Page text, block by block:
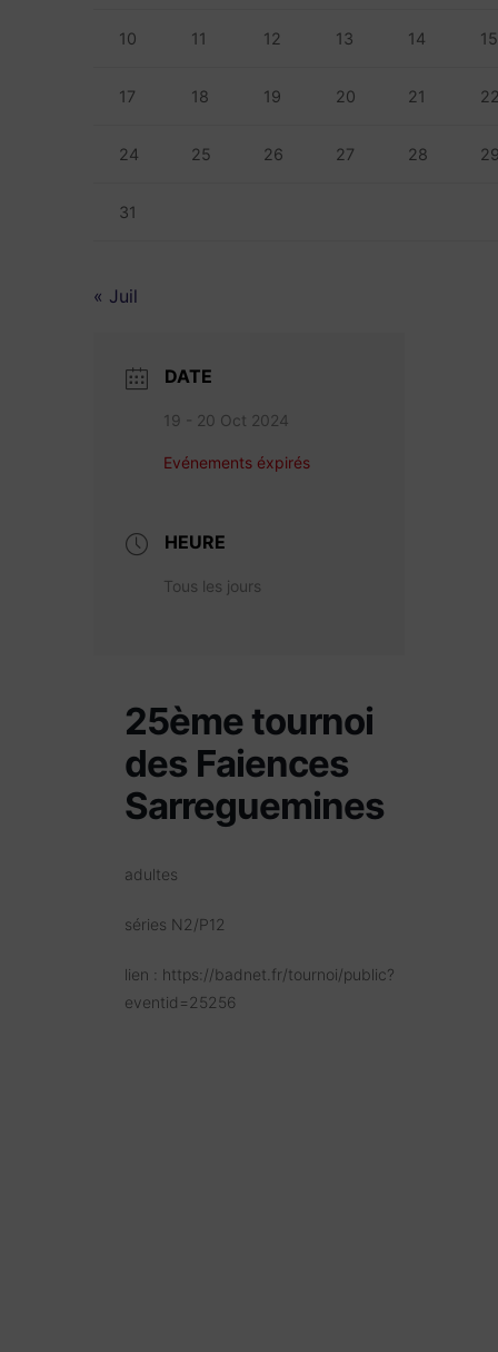
10 11 12 13 14 15
17 18 19 20 21
24 25 26 27 28
31
« Juil
DATE
19 - 20 Oct 2024
Evénements éxpirés
HEURE
Tous les jours
25ème tournoi
des Faiences
Sarreguemines
adultes
séries N2/P12
lien : https://badnet.fr/tournoi/public?
eventid=25256